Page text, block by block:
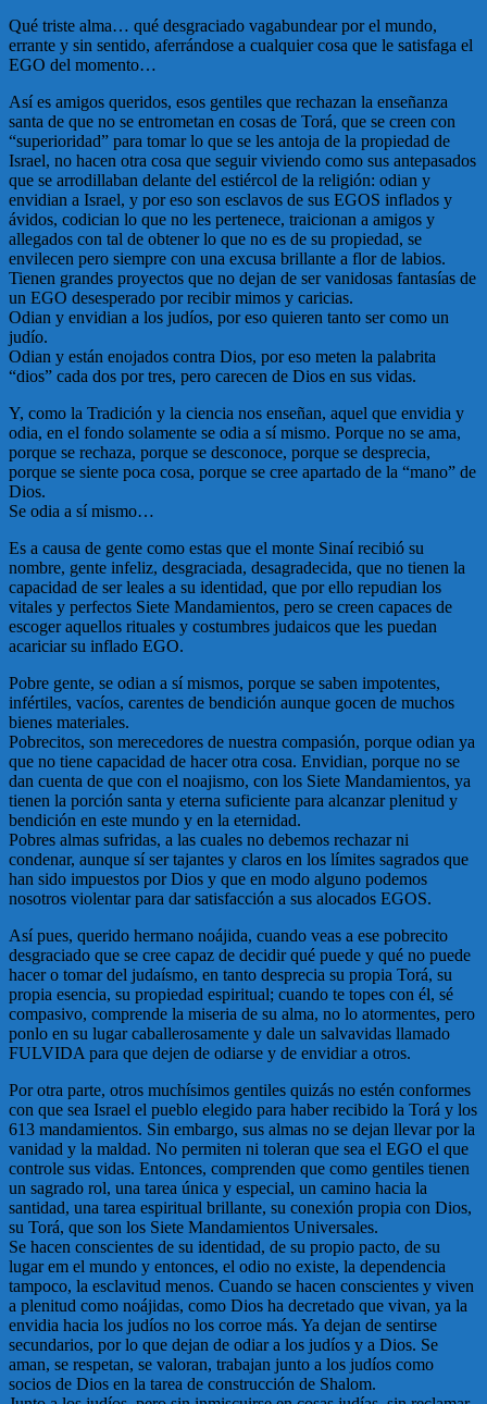
Qué triste alma… qué desgraciado vagabundear por el mundo,
errante y sin sentido, aferrándose a cualquier cosa que le satisfaga el
EGO del momento…
Así es amigos queridos, esos gentiles que rechazan la enseñanza
santa de que no se entrometan en cosas de Torá, que se creen con
“superioridad” para tomar lo que se les antoja de la propiedad de
Israel, no hacen otra cosa que seguir viviendo como sus antepasados
que se arrodillaban delante del estiércol de la religión: odian y
envidian a Israel, y por eso son esclavos de sus EGOS inflados y
ávidos, codician lo que no les pertenece, traicionan a amigos y
allegados con tal de obtener lo que no es de su propiedad, se
envilecen pero siempre con una excusa brillante a flor de labios.
Tienen grandes proyectos que no dejan de ser vanidosas fantasías de
un EGO desesperado por recibir mimos y caricias.
Odian y envidian a los judíos, por eso quieren tanto ser como un
judío.
Odian y están enojados contra Dios, por eso meten la palabrita
“dios” cada dos por tres, pero carecen de Dios en sus vidas.
Y, como la Tradición y la ciencia nos enseñan, aquel que envidia y
odia, en el fondo solamente se odia a sí mismo. Porque no se ama,
porque se rechaza, porque se desconoce, porque se desprecia,
porque se siente poca cosa, porque se cree apartado de la “mano” de
Dios.
Se odia a sí mismo…
Es a causa de gente como estas que el monte Sinaí recibió su
nombre, gente infeliz, desgraciada, desagradecida, que no tienen la
capacidad de ser leales a su identidad, que por ello repudian los
vitales y perfectos Siete Mandamientos, pero se creen capaces de
escoger aquellos rituales y costumbres judaicos que les puedan
acariciar su inflado EGO.
Pobre gente, se odian a sí mismos, porque se saben impotentes,
infértiles, vacíos, carentes de bendición aunque gocen de muchos
bienes materiales.
Pobrecitos, son merecedores de nuestra compasión, porque odian ya
que no tiene capacidad de hacer otra cosa. Envidian, porque no se
dan cuenta de que con el noajismo, con los Siete Mandamientos, ya
tienen la porción santa y eterna suficiente para alcanzar plenitud y
bendición en este mundo y en la eternidad.
Pobres almas sufridas, a las cuales no debemos rechazar ni
condenar, aunque sí ser tajantes y claros en los límites sagrados que
han sido impuestos por Dios y que en modo alguno podemos
nosotros violentar para dar satisfacción a sus alocados EGOS.
Así pues, querido hermano noájida, cuando veas a ese pobrecito
desgraciado que se cree capaz de decidir qué puede y qué no puede
hacer o tomar del judaísmo, en tanto desprecia su propia Torá, su
propia esencia, su propiedad espiritual; cuando te topes con él, sé
compasivo, comprende la miseria de su alma, no lo atormentes, pero
ponlo en su lugar caballerosamente y dale un salvavidas llamado
FULVIDA para que dejen de odiarse y de envidiar a otros.
Por otra parte, otros muchísimos gentiles quizás no estén conformes
con que sea Israel el pueblo elegido para haber recibido la Torá y los
613 mandamientos. Sin embargo, sus almas no se dejan llevar por la
vanidad y la maldad. No permiten ni toleran que sea el EGO el que
controle sus vidas. Entonces, comprenden que como gentiles tienen
un sagrado rol, una tarea única y especial, un camino hacia la
santidad, una tarea espiritual brillante, su conexión propia con Dios,
su Torá, que son los Siete Mandamientos Universales.
Se hacen conscientes de su identidad, de su propio pacto, de su
lugar em el mundo y entonces, el odio no existe, la dependencia
tampoco, la esclavitud menos. Cuando se hacen conscientes y viven
a plenitud como noájidas, como Dios ha decretado que vivan, ya la
envidia hacia los judíos no los corroe más. Ya dejan de sentirse
secundarios, por lo que dejan de odiar a los judíos y a Dios. Se
aman, se respetan, se valoran, trabajan junto a los judíos como
socios de Dios en la tarea de construcción de Shalom.